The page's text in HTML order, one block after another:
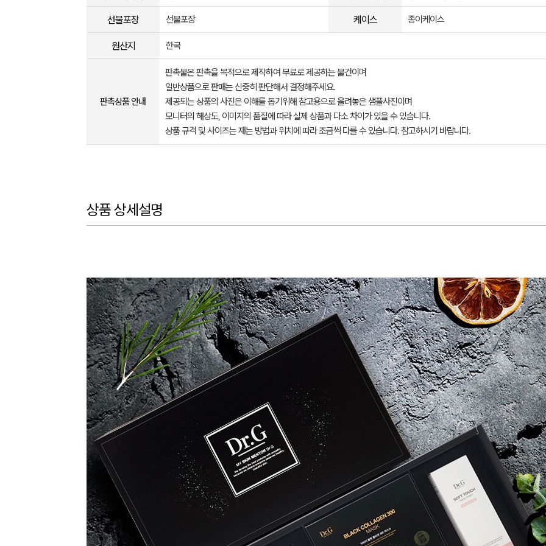
선물포장 선물포장 케이스 종이케이스
원산지 한국
판촉상품 안내
판촉물은 판촉을 목적으로 제작하여 무료로 제공하는 물건이며
일반상품으로 판매는 신중히 판단해서 결정해주세요.
제공되는 상품의 사진은 이해를 돕기위해 참고용으로 올려놓은 샘플사진이며
모니터의 해상도, 이미지의 품질에 따라 실제 상품과 다소 차이가 있을 수 있습니다.
상품 규격 및 사이즈는 재는 방법과 위치에 따라 조금씩 다를 수 있습니다. 참고하시기 바랍니다.
상품 상세설명